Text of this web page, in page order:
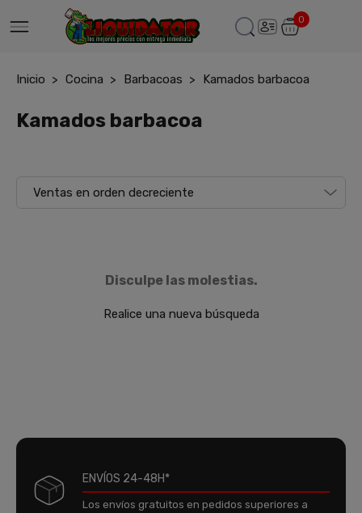
0
Inicio Cocina Barbacoas Kamados barbacoa
Kamados barbacoa
Disculpe las molestias.
Realice una nueva búsqueda
ENVÍOS 24-48H*
Los envíos gratuitos en pedidos superiores a